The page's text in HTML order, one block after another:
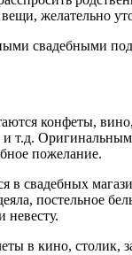
желательно
свадебными
конфеты,
т.д.
пожелание.
в свадебных
постельное
невесту.
в кино, столик,